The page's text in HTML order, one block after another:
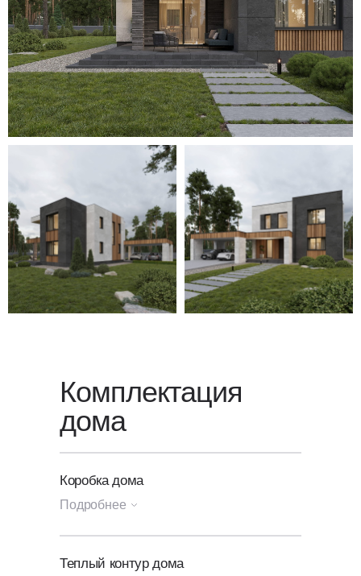
Для уточнения стоимости вашего
проекта свяжитесь с нами или
оставьте заявкуна обратный
звонок — мы свяжемся с вами
в ближайшее время.
Комплектация
дома
Коробка дома
Подробнее
Генплан участка
Теплый контур дома